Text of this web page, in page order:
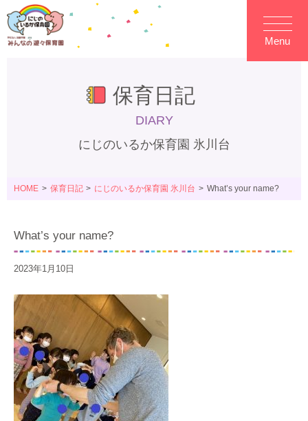
Menu
保育日記
DIARY
にじのいるか保育園 氷川台
HOME 保育日記 にじのいるか保育園 氷川台 What’s your name?
What’s your name?
2023年1月10日